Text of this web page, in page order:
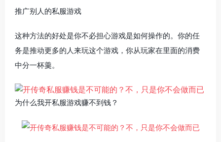
推广别人的私服游戏
这种方法的好处是你不必担心游戏是如何操作的。你的任
务是推动更多的人来玩这个游戏，你从玩家在里面的消费
中分一杯羹。
为什么我开私服游戏赚不到钱？